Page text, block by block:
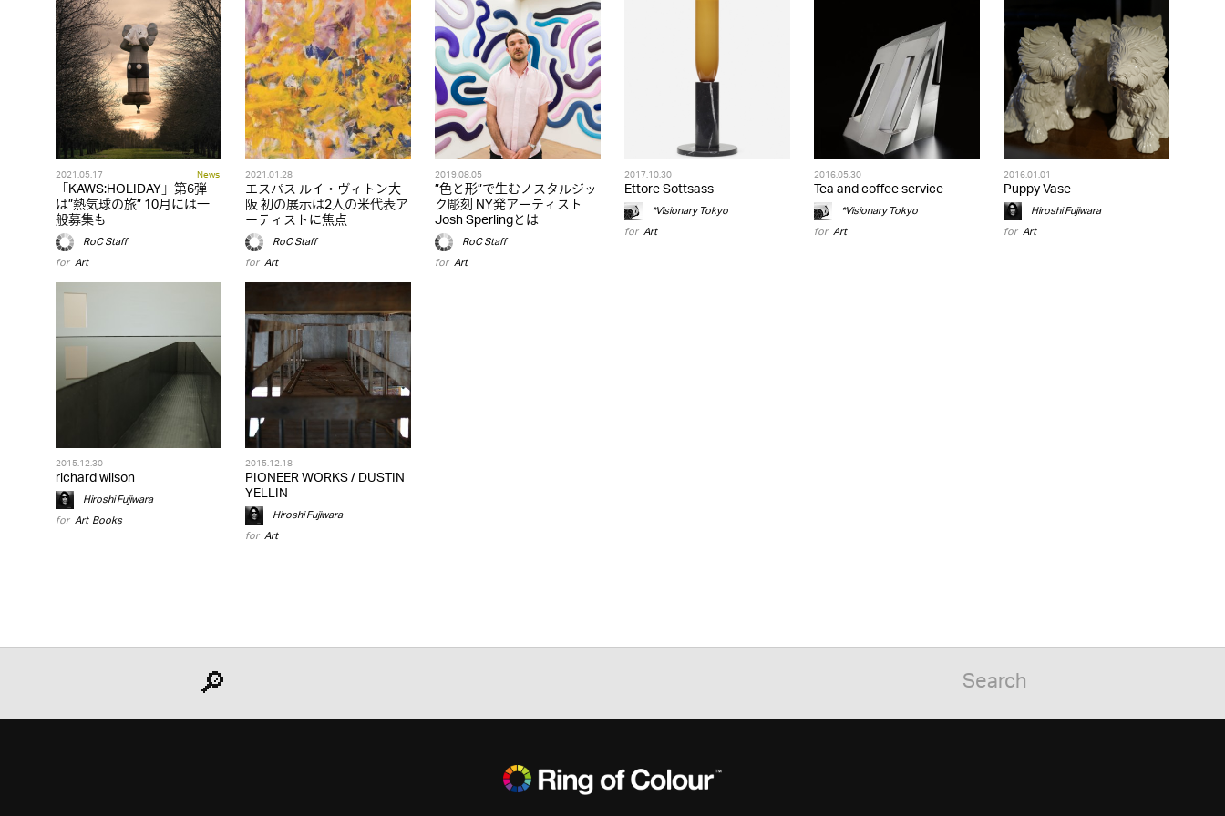
2021.05.17 News
「KAWS:HOLIDAY」第6弾
は”熱気球の旅” 10月には一
般募集も
RoC Staff
for Art
2021.01.28
エスパス ルイ・ヴィトン大
阪 初の展示は2人の米代表ア
ーティストに焦点
RoC Staff
for Art
2019.08.05
”色と形”で生むノスタルジッ
ク彫刻 NY発アーティスト
Josh Sperlingとは
RoC Staff
for Art
2017.10.30
Ettore Sottsass
*Visionary Tokyo
for Art
2016.05.30
Tea and coffee service
*Visionary Tokyo
for Art
2016.01.01
Puppy Vase
Hiroshi Fujiwara
for Art
2015.12.30
richard wilson
Hiroshi Fujiwara
for Art,Books
2015.12.18
PIONEER WORKS / DUSTIN
YELLIN
Hiroshi Fujiwara
for Art